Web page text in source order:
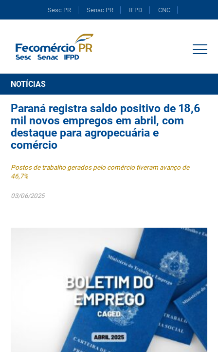
Sesc PR Senac PR IFPD CNC
NOTÍCIAS
Paraná registra saldo positivo de 18,6
mil novos empregos em abril, com
destaque para agropecuária e
comércio
Postos de trabalho gerados pelo comércio tiveram avanço de
46,7%
03/06/2025